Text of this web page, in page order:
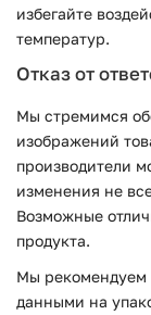
избегайте
температур.
Отказ от
Мы стремимся
изображений
производители
изменения не
Возможные
продукта.
Мы рекомендуем
данными на